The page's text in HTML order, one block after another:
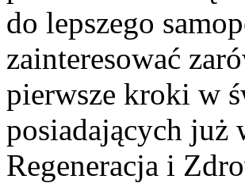
do lepszego
zainteresować
pierwsze kroki w
posiadających już
Regeneracja i